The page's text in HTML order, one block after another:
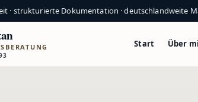
· strukturierte Dokumentation · deutschlandweite
Start Über